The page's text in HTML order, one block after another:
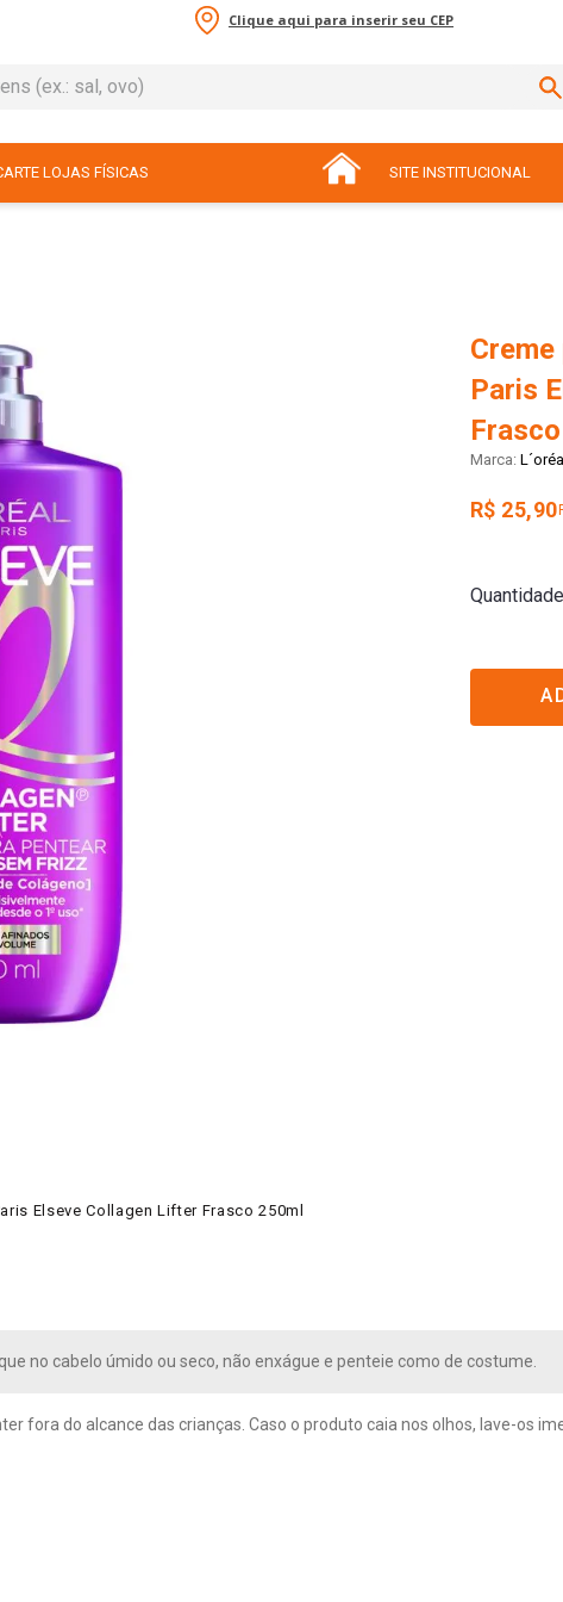
Clique aqui para inserir seu CEP
(ex.: sal, ovo)
LOJAS FÍSICAS SITE INSTITUCIONAL
Paris
R$ 25,90
Quantidade
Elseve Collagen Lifter Frasco 250ml
no cabelo úmido ou seco, não enxágue e penteie como de costume.
fora do alcance das crianças. Caso o produto caia nos olhos, lave-os